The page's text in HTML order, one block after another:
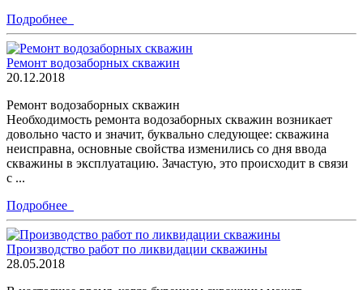
Подробнее
Ремонт водозаборных скважин
20.12.2018
Ремонт водозаборных скважин
Необходимость ремонта водозаборных скважин возникает
довольно часто и значит, буквально следующее: скважина
неисправна, основные свойства изменились со дня ввода
скважины в эксплуатацию. Зачастую, это происходит в связи
с ...
Подробнее
Производство работ по ликвидации скважины
28.05.2018